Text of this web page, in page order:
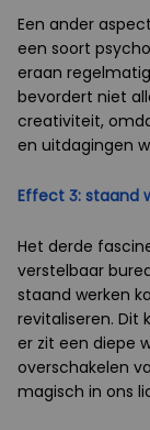
Een ander
een soort
eraan
bevordert niet
creativiteit,
en uitdagingen
Effect 3: staand
Het derde
verstelbaar
staand werken
revitaliseren. Dit
er zit een diepe
overschakelen
magisch in ons